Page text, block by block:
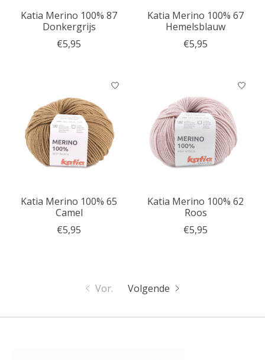
Katia Merino 100% 87
Donkergrijs
€5,95
Katia Merino 100% 67
Hemelsblauw
€5,95
Katia Merino 100% 65
Camel
€5,95
Katia Merino 100% 62
Roos
€5,95
Vor. Volgende